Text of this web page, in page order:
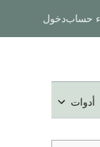
حسابدخول
أدوات